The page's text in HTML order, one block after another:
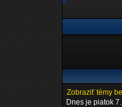
Zobraziť témy
Dnes je piatok